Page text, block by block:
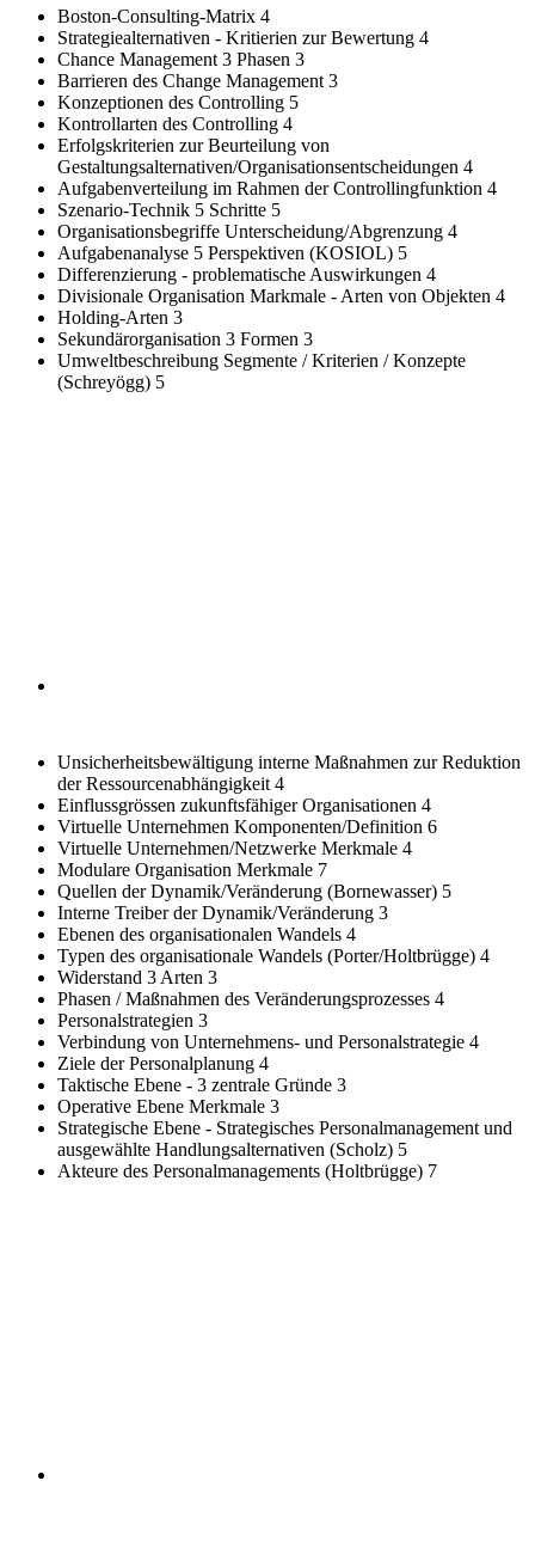
Boston-Consulting-Matrix 4
Strategiealternativen - Kritierien zur Bewertung 4
Chance Management 3 Phasen 3
Barrieren des Change Management 3
Konzeptionen des Controlling 5
Kontrollarten des Controlling 4
Erfolgskriterien zur Beurteilung von
Gestaltungsalternativen/Organisationsentscheidungen 4
Aufgabenverteilung im Rahmen der Controllingfunktion 4
Szenario-Technik 5 Schritte 5
Organisationsbegriffe Unterscheidung/Abgrenzung 4
Aufgabenanalyse 5 Perspektiven (KOSIOL) 5
Differenzierung - problematische Auswirkungen 4
Divisionale Organisation Markmale - Arten von Objekten 4
Holding-Arten 3
Sekundärorganisation 3 Formen 3
Umweltbeschreibung Segmente / Kriterien / Konzepte
(Schreyögg) 5
Unsicherheitsbewältigung interne Maßnahmen zur Reduktion
der Ressourcenabhängigkeit 4
Einflussgrössen zukunftsfähiger Organisationen 4
Virtuelle Unternehmen Komponenten/Definition 6
Virtuelle Unternehmen/Netzwerke Merkmale 4
Modulare Organisation Merkmale 7
Quellen der Dynamik/Veränderung (Bornewasser) 5
Interne Treiber der Dynamik/Veränderung 3
Ebenen des organisationalen Wandels 4
Typen des organisationale Wandels (Porter/Holtbrügge) 4
Widerstand 3 Arten 3
Phasen / Maßnahmen des Veränderungsprozesses 4
Personalstrategien 3
Verbindung von Unternehmens- und Personalstrategie 4
Ziele der Personalplanung 4
Taktische Ebene - 3 zentrale Gründe 3
Operative Ebene Merkmale 3
Strategische Ebene - Strategisches Personalmanagement und
ausgewählte Handlungsalternativen (Scholz) 5
Akteure des Personalmanagements (Holtbrügge) 7